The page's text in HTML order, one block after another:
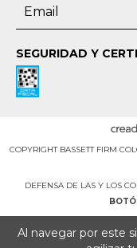
Al navegar por este
SEGURIDAD Y
COPYRIGHT BASSETT FIRM
DEFENSA DE LAS Y LOS